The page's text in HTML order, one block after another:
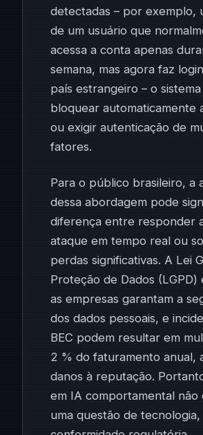
detectadas – por exemplo,
de um usuário que
acessa a conta apenas
semana, mas agora faz
país estrangeiro – o
bloquear automaticamente
ou exigir autenticação de
fatores.
Para o público brasileiro, a
dessa abordagem pode
diferença entre responder
ataque em tempo real ou
perdas significativas. A Lei
Proteção de Dados (LGPD)
as empresas garantam a
dos dados pessoais, e
BEC podem resultar em
2 % do faturamento anual,
danos à reputação.
em IA comportamental não
uma questão de tecnologia,